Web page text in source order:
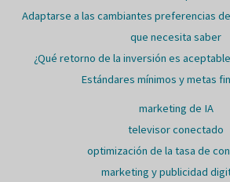
Adaptarse a las cambiantes preferencias
que necesita saber
¿Qué retorno de la inversión es
Estándares mínimos y metas
marketing de IA
televisor conectado
optimización de la tasa de
marketing y publicidad